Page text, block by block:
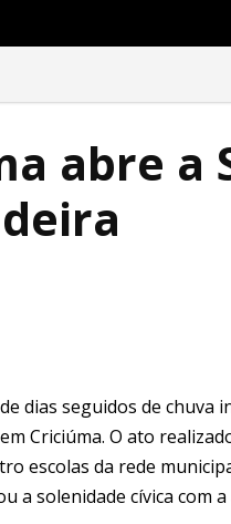
abre a
dias seguidos de
Criciúma. O ato
escolas da rede
a solenidade cívica com